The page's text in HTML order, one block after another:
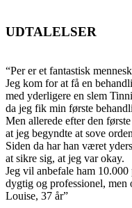
UDTALELSER
“Per er et fantastisk
Jeg kom for at få en
med yderligere en slem
da jeg fik min første
Men allerede efter den
at jeg begyndte at sove
Siden da har han været
at sikre sig, at jeg var okay.
Jeg vil anbefale ham
dygtig og professionel, men
Louise, 37 år”